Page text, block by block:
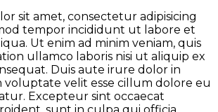
sit amet, consectetur adipisicing
tempor incididunt ut labore et
Ut enim ad minim veniam, quis
ullamco laboris nisi ut aliquip ex
Duis aute irure dolor in
velit esse cillum dolore eu
Excepteur sint occaecat